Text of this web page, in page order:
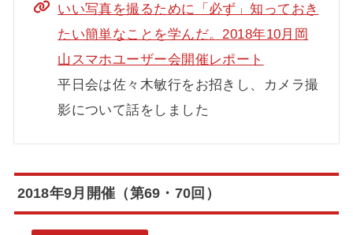
いい写真を撮るために「必ず」知っておき
たい簡単なことを学んだ。2018年10月岡
山スマホユーザー会開催レポート
平日会は佐々木敏行をお招きし、カメラ撮
影について話をしました
2018年9月開催（第69・70回）